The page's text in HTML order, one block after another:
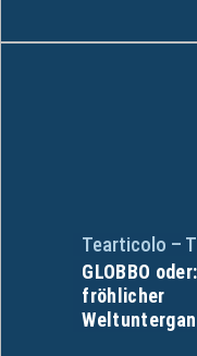
Tearticolo –
GLOBBO
fröhlicher